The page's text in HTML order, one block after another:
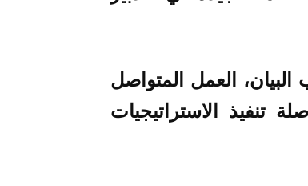
العمل المتواصل
تنفيذ الاستراتيجيات